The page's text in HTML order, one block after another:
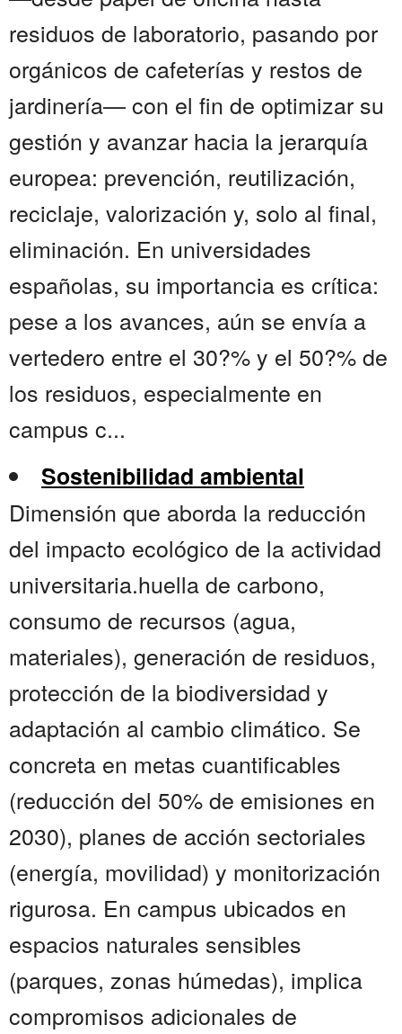
residuos de laboratorio, pasando por
orgánicos de cafeterías y restos de
jardinería— con el fin de optimizar su
gestión y avanzar hacia la jerarquía
europea: prevención, reutilización,
reciclaje, valorización y, solo al final,
eliminación. En universidades
españolas, su importancia es crítica:
pese a los avances, aún se envía a
vertedero entre el 30?% y el 50?% de
los residuos, especialmente en
campus c...
Sostenibilidad ambiental
Dimensión que aborda la reducción
del impacto ecológico de la actividad
universitaria.huella de carbono,
consumo de recursos (agua,
materiales), generación de residuos,
protección de la biodiversidad y
adaptación al cambio climático. Se
concreta en metas cuantificables
(reducción del 50% de emisiones en
2030), planes de acción sectoriales
(energía, movilidad) y monitorización
rigurosa. En campus ubicados en
espacios naturales sensibles
(parques, zonas húmedas), implica
compromisos adicionales de